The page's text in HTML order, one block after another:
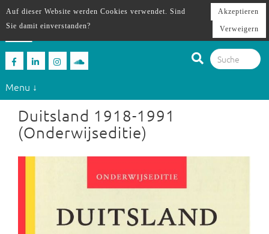
Menu ↓
Duitsland 1918-1991
(Onderwijseditie)
Auf dieser Website werden Cookies verwendet. Sind
Sie damit einverstanden?
Akzeptieren
Verweigern